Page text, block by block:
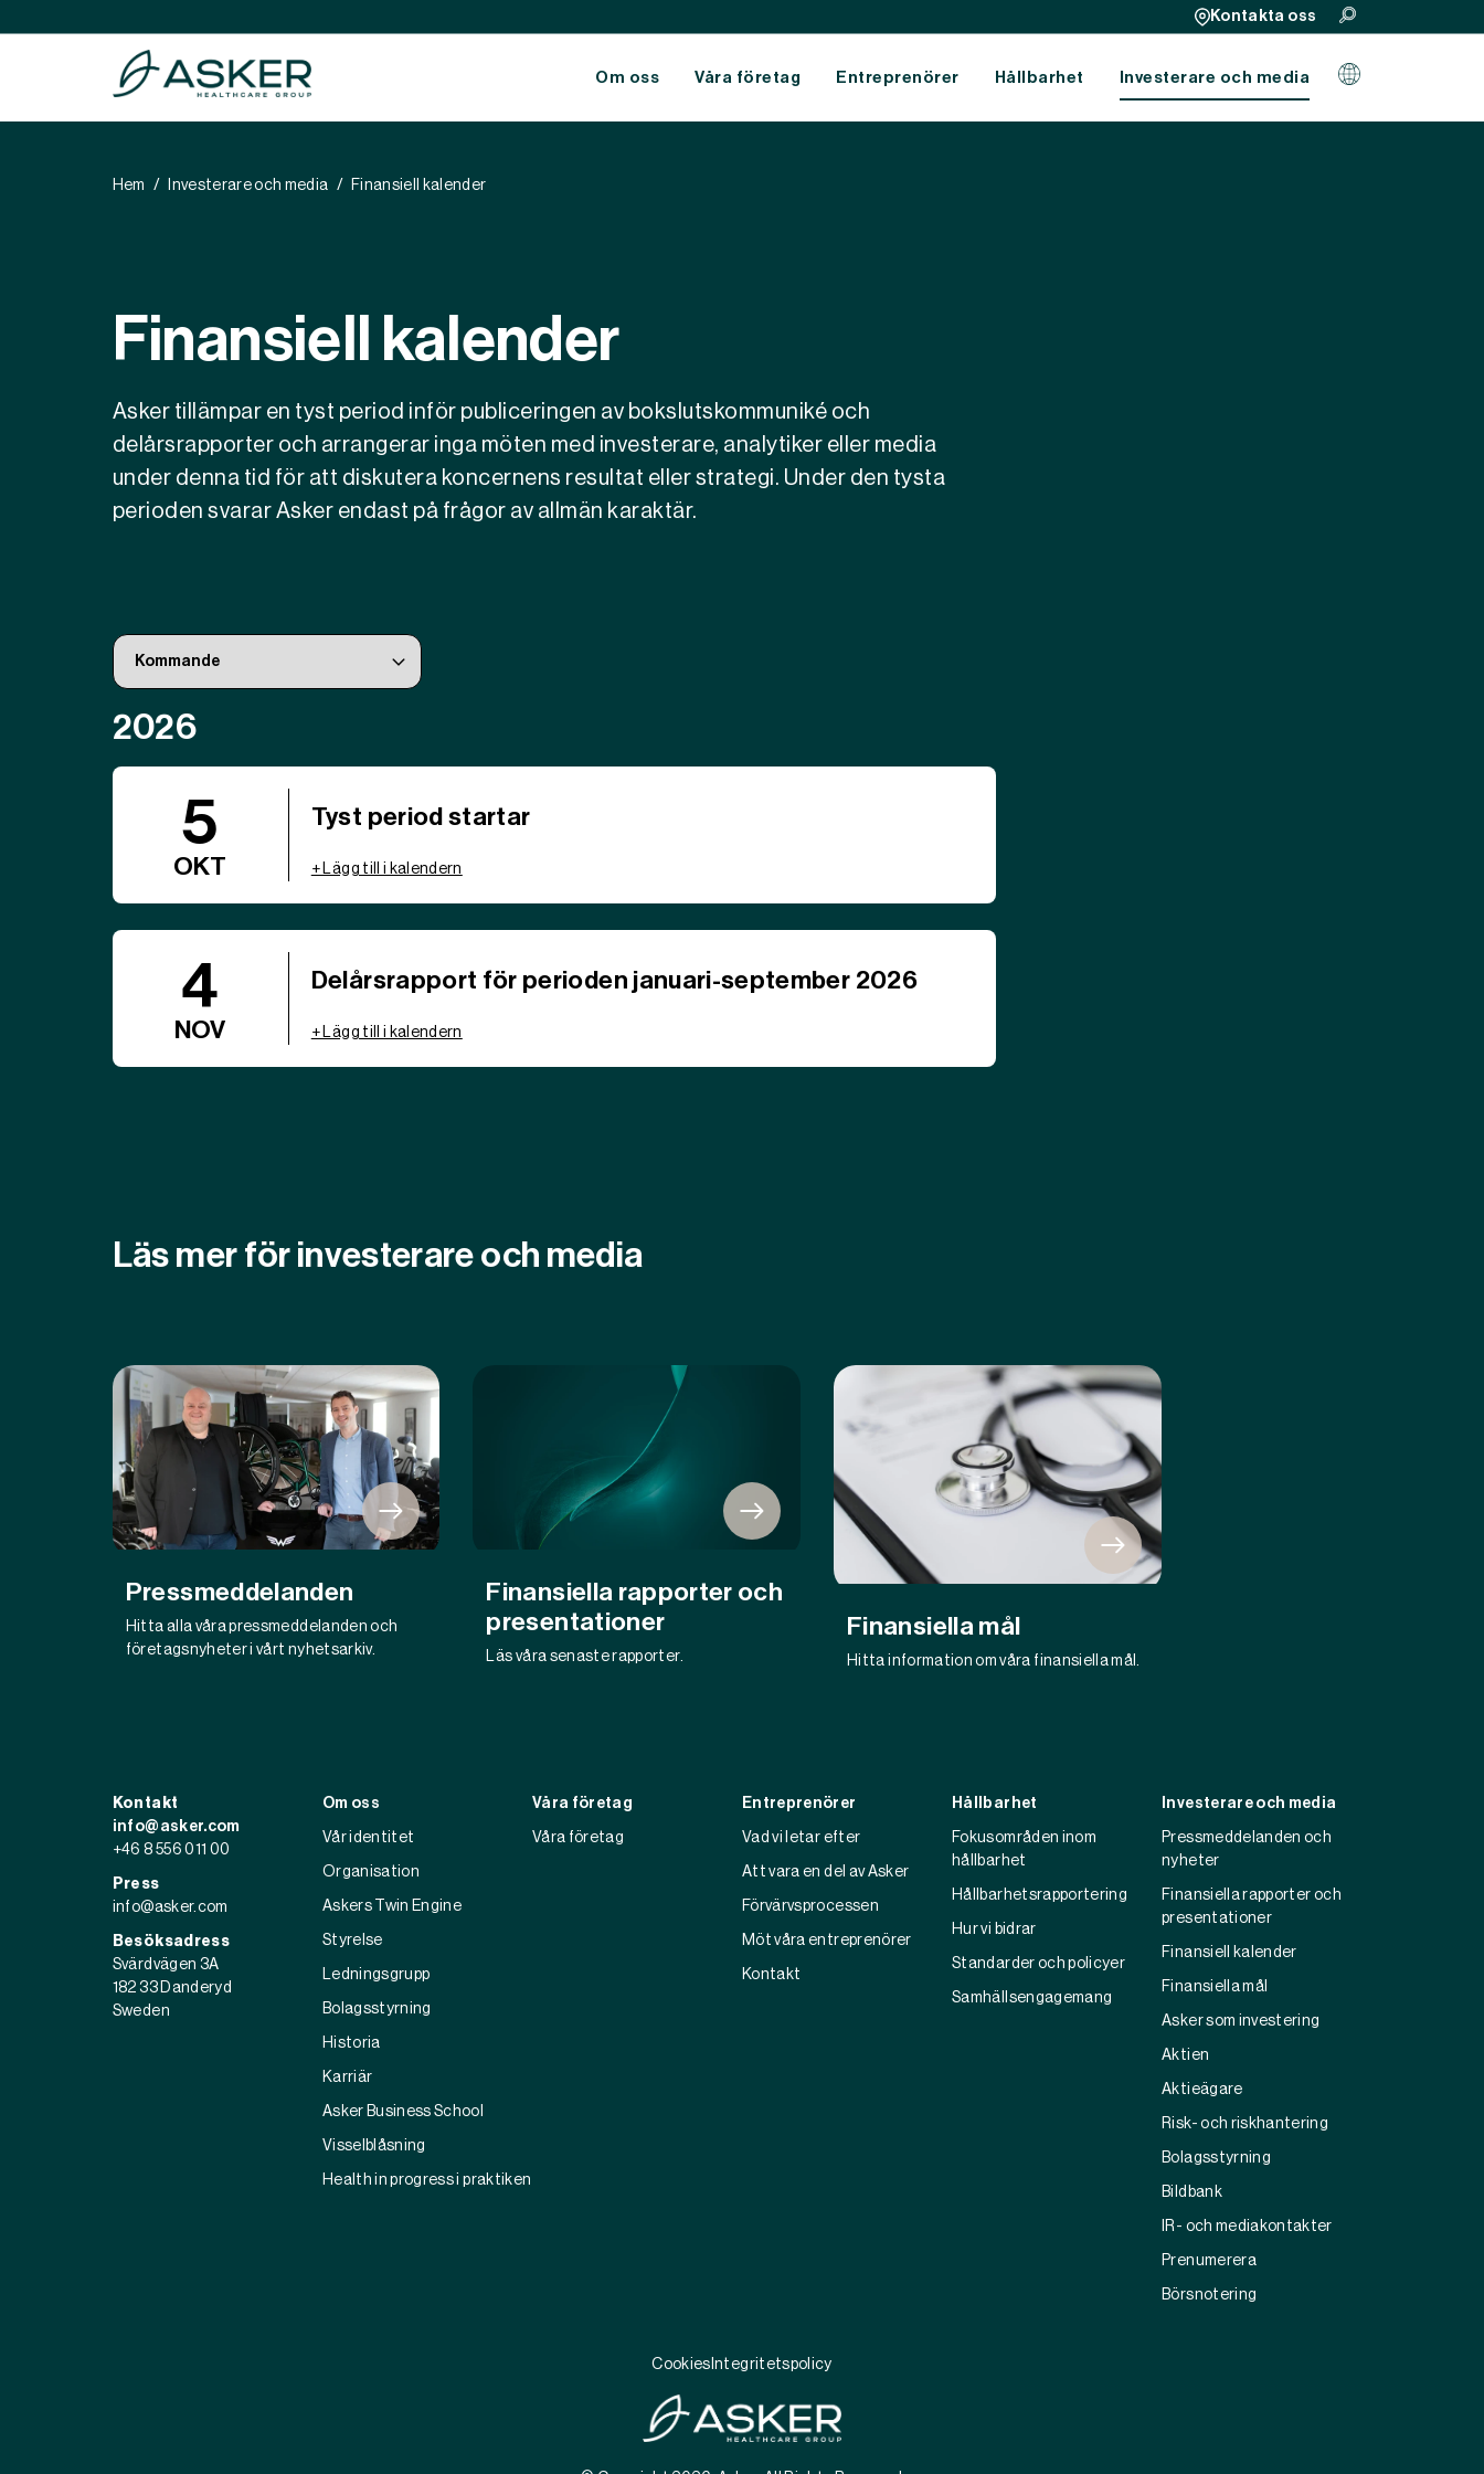
Kontakta oss
Om oss Våra företag Entreprenörer Hållbarhet Investerare och media
Hem Investerare och media Finansiell kalender
Finansiell kalender
Asker tillämpar en tyst period inför publiceringen av bokslutskommuniké och
delårsrapporter och arrangerar inga möten med investerare, analytiker eller media
under denna tid för att diskutera koncernens resultat eller strategi. Under den tysta
perioden svarar Asker endast på frågor av allmän karaktär.
2026
5
OKT
Tyst period startar
+ Lägg till i kalendern
4
NOV
Delårsrapport för perioden januari-september 2026
+ Lägg till i kalendern
Läs mer för investerare och media
Pressmeddelanden
Hitta alla våra pressmeddelanden och
företagsnyheter i vårt nyhetsarkiv.
Finansiella rapporter och
presentationer
Läs våra senaste rapporter.
Finansiella mål
Hitta information om våra finansiella mål.
Kontakt
info@asker.com
+46 8 556 011 00
Press
info@asker.com
Besöksadress
Svärdvägen 3A
182 33 Danderyd
Sweden
Om oss
Vår identitet
Organisation
Askers Twin Engine
Styrelse
Ledningsgrupp
Bolagsstyrning
Historia
Karriär
Asker Business School
Visselblåsning
Health in progress i praktiken
Våra företag
Våra företag
Entreprenörer
Vad vi letar efter
Att vara en del av Asker
Förvärvsprocessen
Möt våra entreprenörer
Kontakt
Hållbarhet
Fokusområden inom
hållbarhet
Hållbarhetsrapportering
Hur vi bidrar
Standarder och policyer
Samhällsengagemang
Investerare och media
Pressmeddelanden och
nyheter
Finansiella rapporter och
presentationer
Finansiell kalender
Finansiella mål
Asker som investering
Aktien
Aktieägare
Risk- och riskhantering
Bolagsstyrning
Bildbank
IR- och mediakontakter
Prenumerera
Börsnotering
Cookies Integritetspolicy